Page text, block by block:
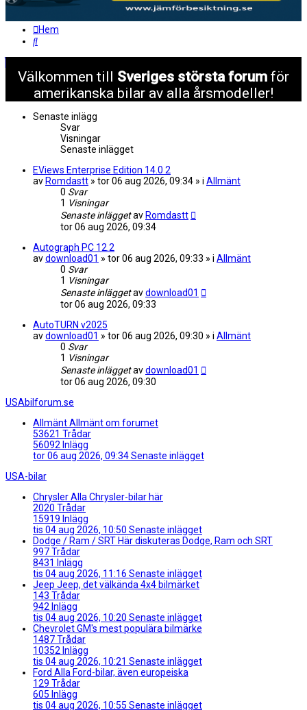
Hem
Sök
Välkommen till Sveriges största forum för
amerikanska bilar av alla årsmodeller!
Senaste inlägg
Svar
Visningar
Senaste inlägget
EViews Enterprise Edition 14.0 2
avRomdastt » tor 06 aug 2026, 09:34 » i Allmänt
0 Svar
1 Visningar
Senaste inläggetavRomdastt
tor 06 aug 2026, 09:34
Autograph PC 12.2
avdownload01 » tor 06 aug 2026, 09:33 » i Allmänt
0 Svar
1 Visningar
Senaste inläggetavdownload01
tor 06 aug 2026, 09:33
AutoTURN v2025
avdownload01 » tor 06 aug 2026, 09:30 » i Allmänt
0 Svar
1 Visningar
Senaste inläggetavdownload01
tor 06 aug 2026, 09:30
USAbilforum.se
AllmäntAllmänt om forumet
53621 Trådar
56092 Inlägg
tor 06 aug 2026, 09:34Senaste inlägget
USA-bilar
ChryslerAlla Chrysler-bilar här
2020 Trådar
15919 Inlägg
tis 04 aug 2026, 10:50 Senaste inlägget
Dodge / Ram / SRTHär diskuteras Dodge, Ram och SRT
997Trådar
8431 Inlägg
tis 04 aug 2026, 11:16 Senaste inlägget
Jeep Jeep, det välkända 4x4 bilmärket
143 Trådar
942 Inlägg
tis 04 aug 2026, 10:20 Senaste inlägget
ChevroletGM's mest populära bilmärke
1487Trådar
10352 Inlägg
tis 04 aug 2026, 10:21 Senaste inlägget
Ford Alla Ford-bilar, även europeiska
129 Trådar
605 Inlägg
tis 04 aug 2026, 10:55 Senaste inlägget